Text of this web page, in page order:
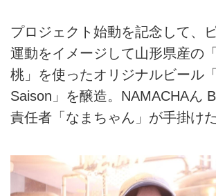
プロジェクト始動を記念して、
運動をイメージして山形県産の
桃」を使ったオリジナルビール
Saison」を醸造。NAMACHAん
責任者「なまちゃん」が手掛けた